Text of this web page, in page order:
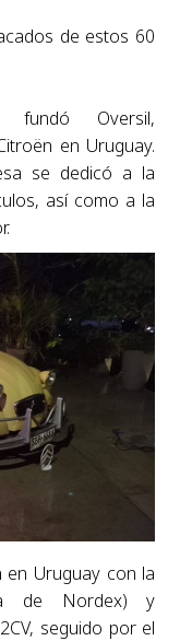
de estos 60
Oversil,
en Uruguay.
se dedicó a la
así como a la
en Uruguay con la
de Nordex) y
seguido por el